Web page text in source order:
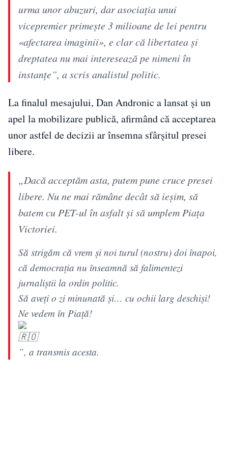
urma unor abuzuri, dar asociația unui
vicepremier primește 3 milioane de lei pentru
«afectarea imaginii», e clar că libertatea și
dreptatea nu mai interesează pe nimeni în
instanțe”, a scris analistul politic.
La finalul mesajului, Dan Andronic a lansat și un
apel la mobilizare publică, afirmând că acceptarea
unor astfel de decizii ar însemna sfârșitul presei
libere.
„Dacă acceptăm asta, putem pune cruce presei
libere. Nu ne mai rămâne decât să ieșim, să
batem cu PET-ul în asfalt și să umplem Piața
Victoriei.
Să strigăm că vrem și noi turul (nostru) doi înapoi,
că democrația nu înseamnă să falimentezi
jurnaliștii la ordin politic.
Să aveți o zi minunată și… cu ochii larg deschiși!
Ne vedem în Piață!
”, a transmis acesta.